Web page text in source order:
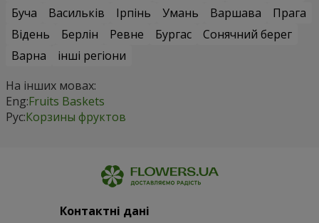
Буча
Васильків Ірпінь Умань Варшава
Прага
Відень
Берлін Ревне Бургас
Сонячний берег
Варна
інші регіони
На інших мовах:
Eng:Fruits Baskets
Рус:Корзины фруктов
Контактні дані